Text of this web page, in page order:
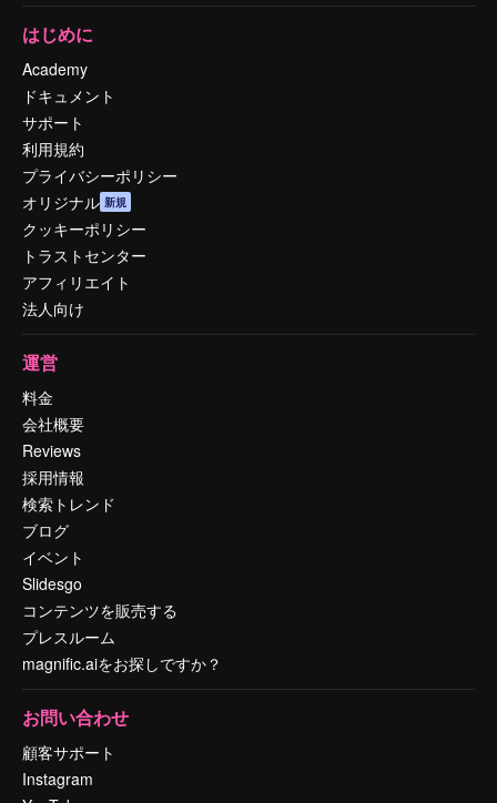
はじめに
Academy
ドキュメント
サポート
利用規約
プライバシーポリシー
オリジナル 新規
クッキーポリシー
トラストセンター
アフィリエイト
法人向け
運営
料金
会社概要
Reviews
採用情報
検索トレンド
ブログ
イベント
Slidesgo
コンテンツを販売する
プレスルーム
magnific.aiをお探しですか？
お問い合わせ
顧客サポート
Instagram